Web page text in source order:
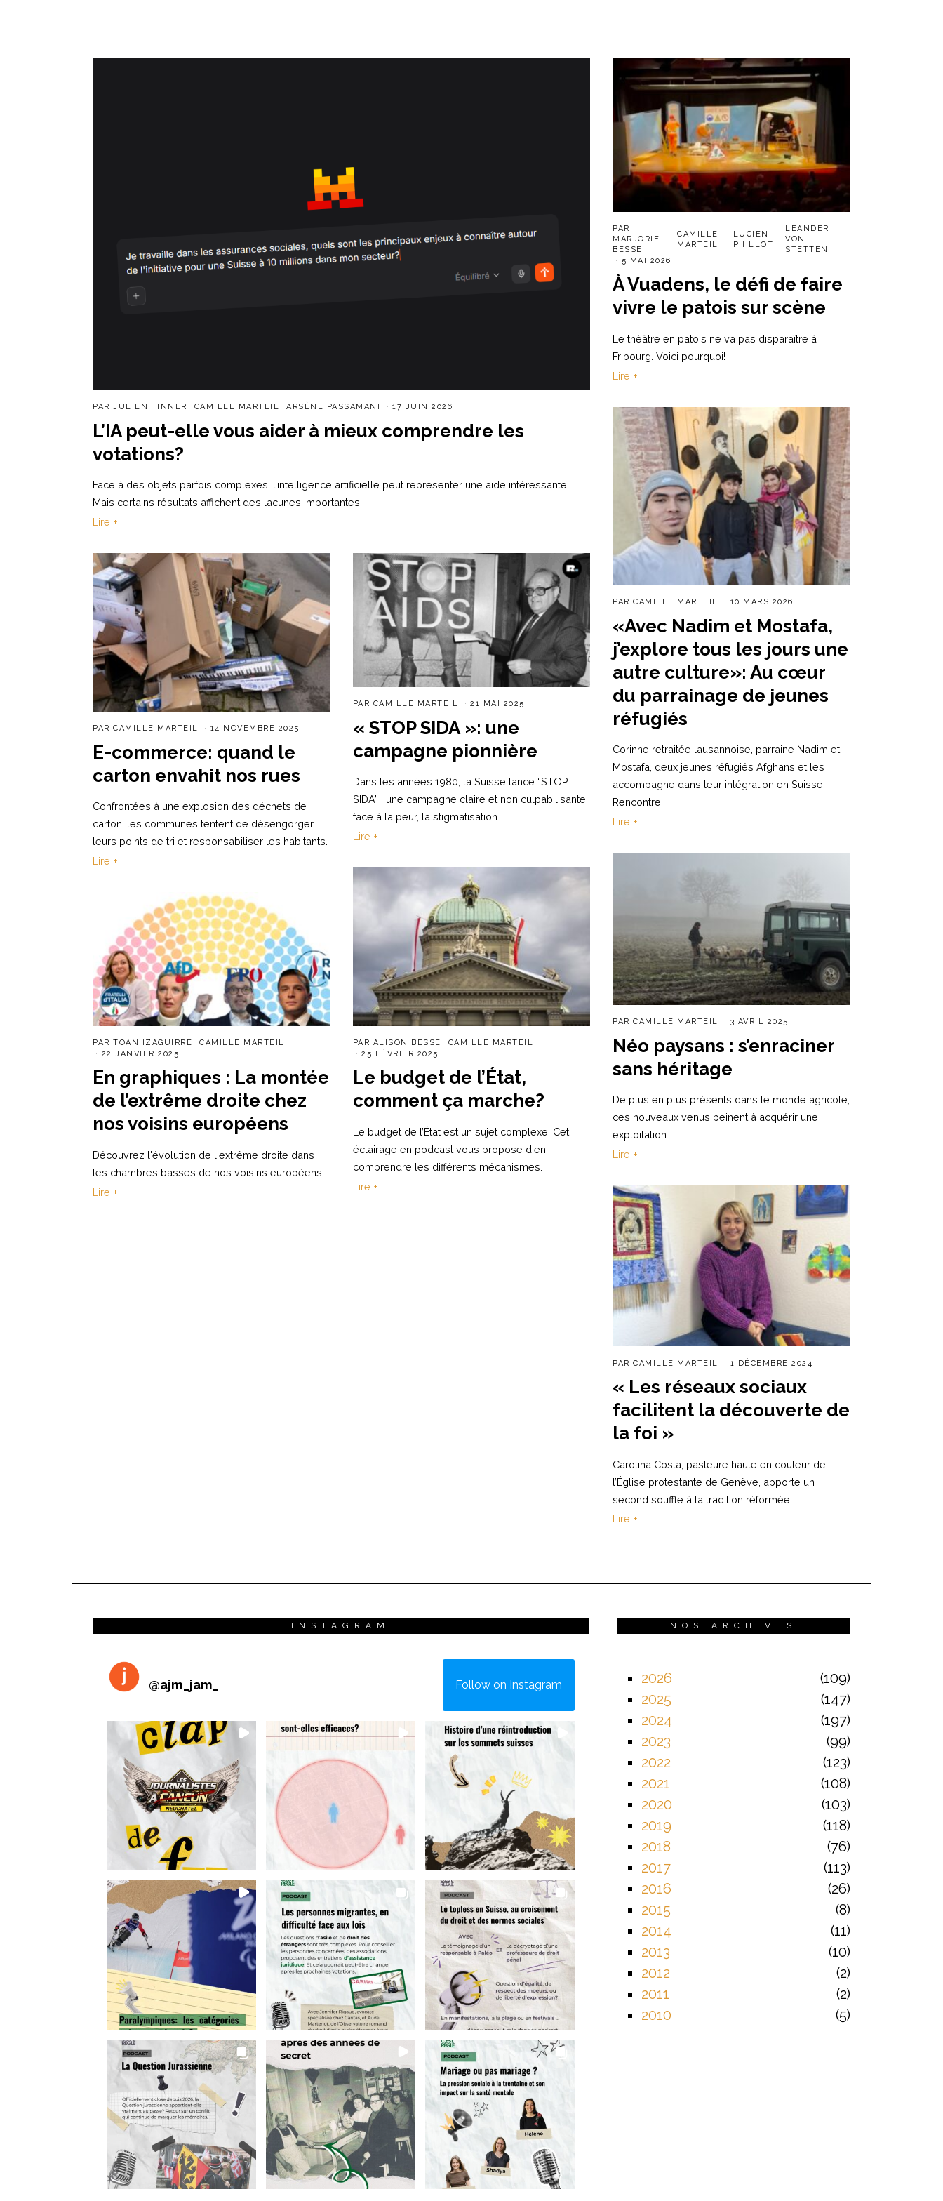
PAR JULIEN TINNER CAMILLE MARTEIL ARSÈNE PASSAMANI 17 JUIN 2026
L’IA peut-elle vous aider à mieux comprendre les
votations?
Face à des objets parfois complexes, l’intelligence artificielle peut représenter une aide intéressante.
Mais certains résultats affichent des lacunes importantes.
Lire +
PAR
MARJORIE
BESSE
CAMILLE
MARTEIL
LUCIEN
PHILLOT
LEANDER
VON
STETTEN
5 MAI 2026
À Vuadens, le défi de faire
vivre le patois sur scène
Le théâtre en patois ne va pas disparaître à
Fribourg. Voici pourquoi!
Lire +
PARCAMILLE MARTEIL 10 MARS 2026
«Avec Nadim et Mostafa,
j’explore tous les jours une
autre culture»: Au cœur
du parrainage de jeunes
réfugiés
Corinne retraitée lausannoise, parraine Nadim et
Mostafa, deux jeunes réfugiés Afghans et les
accompagne dans leur intégration en Suisse.
Rencontre.
Lire +
PAR CAMILLE MARTEIL 14 NOVEMBRE 2025
E-commerce: quand le
carton envahit nos rues
Confrontées à une explosion des déchets de
carton, les communes tentent de désengorger
leurs points de tri et responsabiliser les habitants.
Lire +
PAR CAMILLE MARTEIL 21 MAI 2025
« STOP SIDA »: une
campagne pionnière
Dans les années 1980, la Suisse lance “STOP
SIDA” : une campagne claire et non culpabilisante,
face à la peur, la stigmatisation
Lire +
PARCAMILLE MARTEIL 3 AVRIL 2025
Néo paysans : s’enraciner
sans héritage
De plus en plus présents dans le monde agricole,
ces nouveaux venus peinent à acquérir une
exploitation.
Lire +
PAR ALISON BESSE
CAMILLE MARTEIL
25 FÉVRIER 2025
Le budget de l’État,
comment ça marche?
Le budget de l’État est un sujet complexe. Cet
éclairage en podcast vous propose d'en
comprendre les différents mécanismes.
Lire +
PAR TOAN IZAGUIRRE
CAMILLE MARTEIL
22 JANVIER 2025
En graphiques : La montée
de l’extrême droite chez
nos voisins européens
Découvrez l'évolution de l'extrême droite dans
les chambres basses de nos voisins européens.
Lire +
PARCAMILLE MARTEIL 1 DÉCEMBRE 2024
« Les réseaux sociaux
facilitent la découverte de
la foi »
Carolina Costa, pasteure haute en couleur de
l’Église protestante de Genève, apporte un
second souffle à la tradition réformée.
Lire +
INSTAGRAM
@ajm_jam_ Follow on Instagram
NOS ARCHIVES
2026
109
2025
147
2024
197
2023
99
2022
123
2021
108
2020
103
2019
118
2018
76
2017
113
2016
26
2015
8
2014
11
2013
10
2012
2
2011
2
2010
5